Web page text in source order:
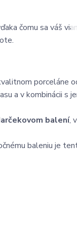
čomu sa váš
porceláne
a v kombinácii s
balení,
baleniu je